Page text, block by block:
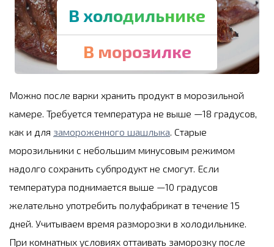
В холодильнике
В морозилке
Можно после варки хранить продукт в морозильной
камере. Требуется температура не выше —18 градусов,
как и для замороженного шашлыка. Старые
морозильники с небольшим минусовым режимом
надолго сохранить субпродукт не смогут. Если
температура поднимается выше —10 градусов
желательно употребить полуфабрикат в течение 15
дней. Учитываем время разморозки в холодильнике.
При комнатных условиях оттаивать заморозку после